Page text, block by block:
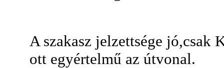
A szakasz jelzettsége
ott egyértelmű az útvonal.